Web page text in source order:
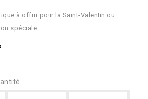
à offrir pour la Saint-Valentin ou
spéciale.